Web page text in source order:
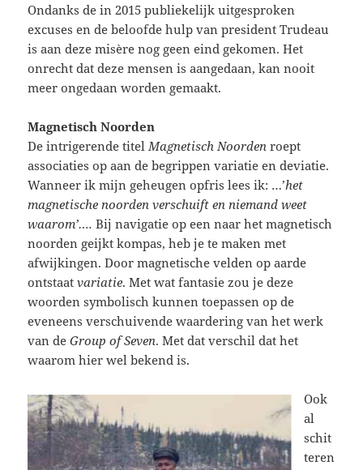
Ondanks de in 2015 publiekelijk uitgesproken
excuses en de beloofde hulp van president Trudeau
is aan deze misère nog geen eind gekomen. Het
onrecht dat deze mensen is aangedaan, kan nooit
meer ongedaan worden gemaakt.
Magnetisch Noorden
De intrigerende titel Magnetisch Noordenroept
associaties op aan de begrippen variatie en deviatie.
Wanneer ik mijn geheugen opfris lees ik: …’het
magnetische noorden verschuift en niemand weet
waarom’…. Bij navigatie op een naar het magnetisch
noorden geijkt kompas, heb je te maken met
afwijkingen. Door magnetische velden op aarde
ontstaatvariatie. Met wat fantasie zou je deze
woorden symbolisch kunnen toepassen op de
eveneens verschuivende waardering van het werk
van deGroup of Seven. Met dat verschil dat het
waarom hier wel bekend is.
Ook
al
schit
teren